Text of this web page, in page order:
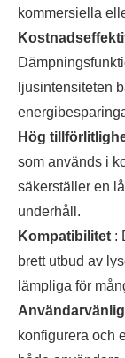
kommersiella
ljusintensiteten
Hög
som används i
säkerställer en
underhåll.
Kompatibilitet :
brett utbud av
lämpliga för
Användarvänlig
konfigurera och